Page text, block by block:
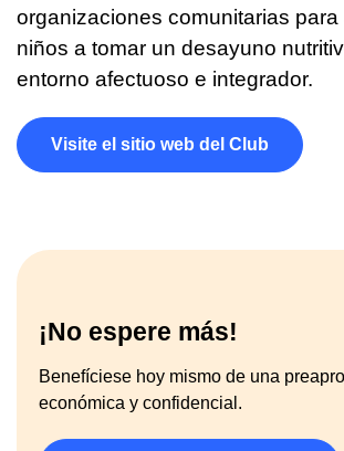
organizaciones comunitarias para
niños a tomar un desayuno
entorno afectuoso e integrador.
Visite el sitio web del Club
¡No espere más!
Benefíciese hoy mismo de una
económica y confidencial.